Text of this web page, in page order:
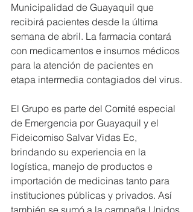
Municipalidad de Guayaquil que
recibirá pacientes desde la última
semana de abril. La farmacia contará
con medicamentos e insumos médicos
para la atención de pacientes en
etapa intermedia contagiados del virus.
El Grupo es parte del Comité especial
de Emergencia por Guayaquil y el
Fideicomiso Salvar Vidas Ec,
brindando su experiencia en la
logística, manejo de productos e
importación de medicinas tanto para
instituciones públicas y privados. Así
también se sumó a la campaña Unidos